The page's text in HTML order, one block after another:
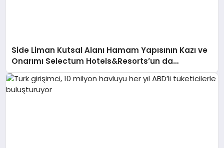
Side Liman Kutsal Alanı Hamam Yapısının Kazı ve
Onarımı Selectum Hotels&Resorts’un da
Katkılarıyla Tamamlandı